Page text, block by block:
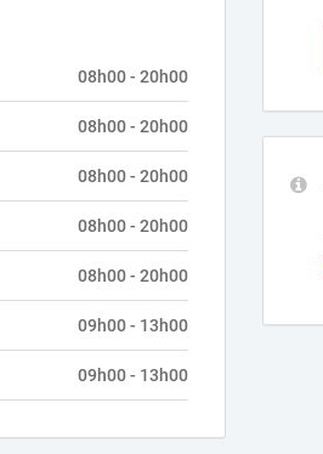
08h00 - 20h00
08h00 - 20h00
08h00 - 20h00
08h00 - 20h00
08h00 - 20h00
09h00 - 13h00
09h00 - 13h00